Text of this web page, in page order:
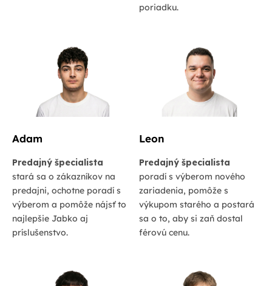
poriadku.
Adam
Predajný špecialista
stará sa o zákazníkov na
predajni, ochotne poradí s
výberom a pomôže nájsť to
najlepšie Jabko aj
príslušenstvo.
Leon
Predajný špecialista
poradí s výberom nového
zariadenia, pomôže s
výkupom starého a postará
sa o to, aby si zaň dostal
férovú cenu.